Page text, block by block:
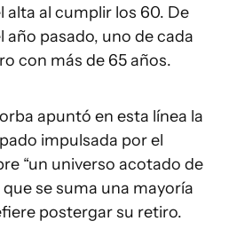
alta al cumplir los 60. De
año pasado, uno de cada
con más de 65 años.
apuntó en esta línea la
impulsada por el
“un universo acotado de
se suma una mayoría
postergar su retiro.